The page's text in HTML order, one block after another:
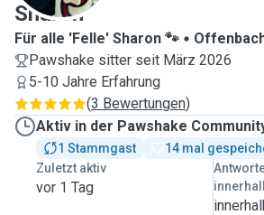
Sharon
Für alle 'Felle' Sharon 🐾
Pawshake sitter seit März 2026
5-10 Jahre Erfahrung
(3 Bewertungen)
Aktiv in der Pawshake
1 Stammgast
14 mal
Zuletzt aktiv
vor 1 Tag